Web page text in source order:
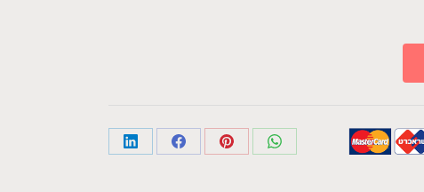
Share
Share
Share
Share